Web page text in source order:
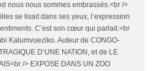
nous nous sommes embrassés.<br />
se lisait dans ses yeux, l’expression
C’est son cœur qui parlait.<br
Kalumvueziko. Auteur de CONGO-
D’UNE NATION, et de LE
/> EXPOSE DANS UN ZOO